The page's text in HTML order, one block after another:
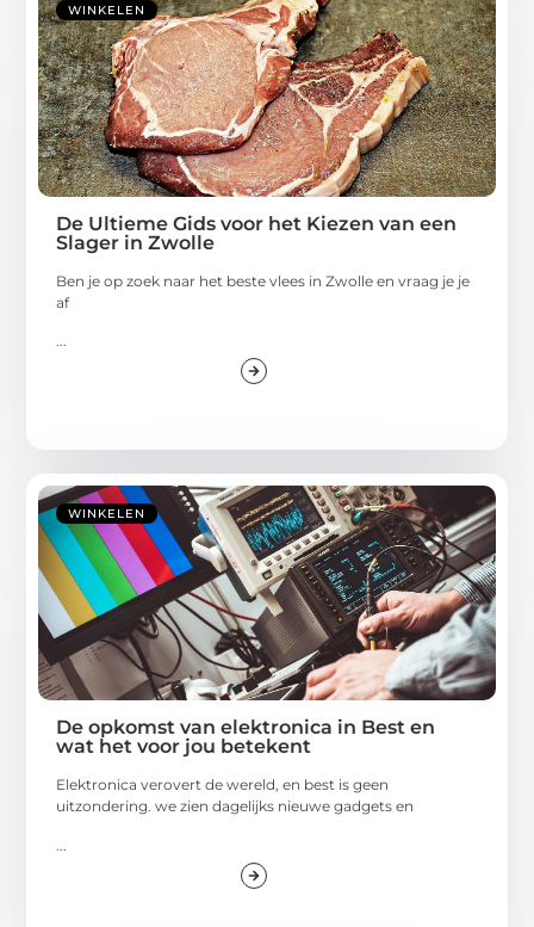
WINKELEN
De Ultieme Gids voor het Kiezen van een
Slager in Zwolle
Ben je op zoek naar het beste vlees in Zwolle en vraag je je
af
...
WINKELEN
De opkomst van elektronica in Best en
wat het voor jou betekent
Elektronica verovert de wereld, en best is geen
uitzondering. we zien dagelijks nieuwe gadgets en